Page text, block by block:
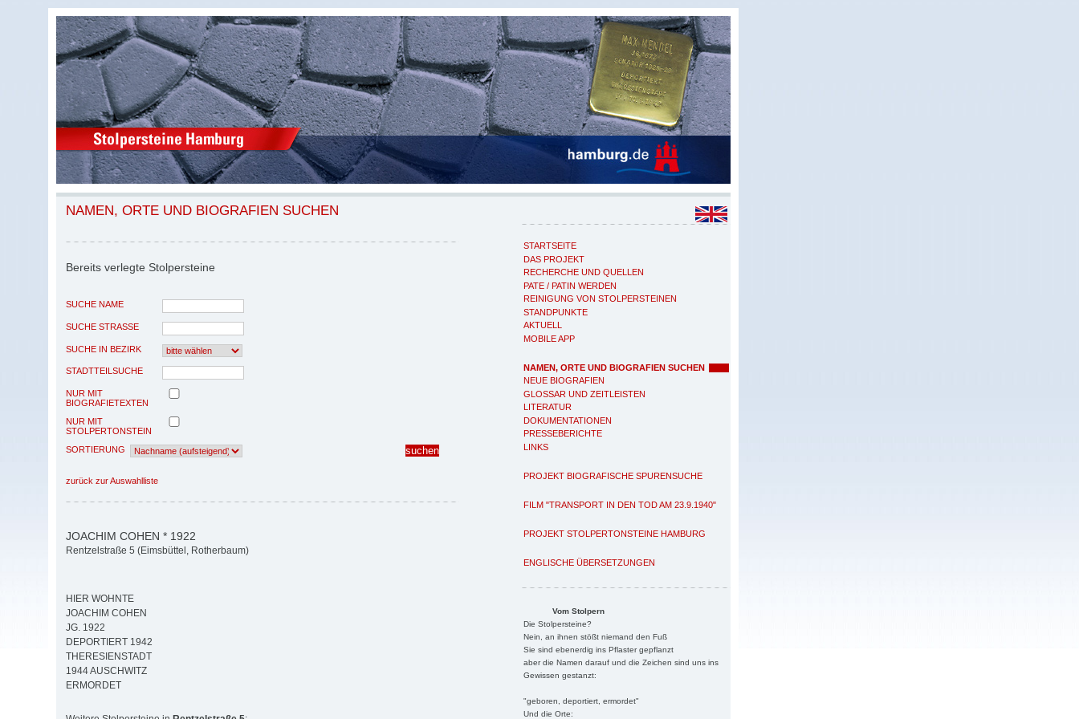
STARTSEITE
DAS PROJEKT
RECHERCHE UND QUELLEN
PATE / PATIN WERDEN
REINIGUNG VON STOLPERSTEINEN
STANDPUNKTE
AKTUELL
MOBILE APP
NAMEN, ORTE UND BIOGRAFIEN SUCHEN
NEUE BIOGRAFIEN
GLOSSAR UND ZEITLEISTEN
LITERATUR
DOKUMENTATIONEN
PRESSEBERICHTE
LINKS
PROJEKT BIOGRAFISCHE SPURENSUCHE
FILM "TRANSPORT IN DEN TOD AM 23.9.1940"
PROJEKT STOLPERTONSTEINE HAMBURG
ENGLISCHE ÜBERSETZUNGEN
Vom Stolpern
Die Stolpersteine?
Nein, an ihnen stößt niemand den Fuß
Sie sind ebenerdig ins Pflaster gepflanzt
aber die Namen darauf und die Zeichen sind uns ins
Gewissen gestanzt:
"geboren, deportiert, ermordet"
Und die Orte:
NAMEN, ORTE UND BIOGRAFIEN SUCHEN
Bereits verlegte Stolpersteine
SUCHE NAME
SUCHE STRASSE
SUCHE IN BEZIRK
STADTTEILSUCHE
NUR MIT
BIOGRAFIETEXTEN
NUR MIT
STOLPERTONSTEIN
SORTIERUNG
zurück zur Auswahlliste
JOACHIM COHEN * 1922
Rentzelstraße 5 (Eimsbüttel, Rotherbaum)
HIER WOHNTE
JOACHIM COHEN
JG. 1922
DEPORTIERT 1942
THERESIENSTADT
1944 AUSCHWITZ
ERMORDET